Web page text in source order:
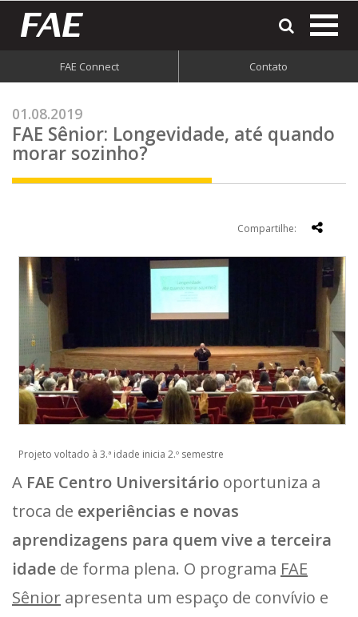
FAE Connect Contato
01.08.2019
FAE Sênior: Longevidade, até quando
morar sozinho?
Compartilhe:
Projeto voltado à 3.ª idade inicia 2.º semestre
A FAE Centro Universitário oportuniza a
troca de experiências e novas
aprendizagens para quem vive a terceira
idade de forma plena. O programa FAE
Sênior apresenta um espaço de convívio e